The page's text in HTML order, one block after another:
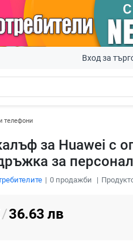
Вход за
телефони
за Huawei с
за
0продажби
/36.63 лв